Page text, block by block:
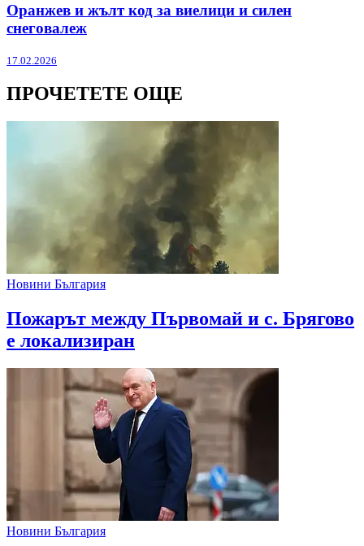
Оранжев и жълт код за виелици и силен
снеговалеж
17.02.2026
ПРОЧЕТЕТЕ ОЩЕ
Новини България
Пожарът между Първомай и с. Брягово
е локализиран
Новини България